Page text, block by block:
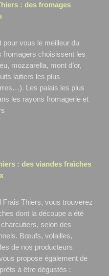
: des fromages
pour vous le meilleur du
fromagers choisissent les
mozzarella, mont d’or,
laitiers les plus
Les palais les plus
les rayons fromagerie et
.
: des viandes fraîches
Frais Thiers, vous trouverez
dont la découpe a été
selon des
Bœufs, volailles,
de nos producteurs
propose également de
à être dégustés :